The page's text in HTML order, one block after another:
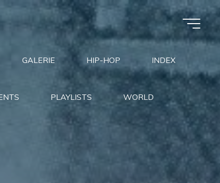
GALERIE HIP-HOP INDEX
PLAYLISTS WORLD